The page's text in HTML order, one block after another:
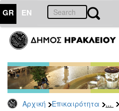
GR EN
Αρχική Επικαιρότητα ...
ΕΠΙΚΑΙΡΟΤΗΤΑ
-
Δημοπρασίες
Αρχείο
2026